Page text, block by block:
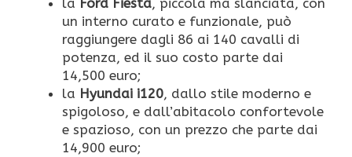
la Ford Fiesta, piccola ma slanciata, con
un interno curato e funzionale, può
raggiungere dagli 86 ai 140 cavalli di
potenza, ed il suo costo parte dai
14,500 euro;
la Hyundai i120, dallo stile moderno e
spigoloso, e dall’abitacolo confortevole
e spazioso, con un prezzo che parte dai
14,900 euro;